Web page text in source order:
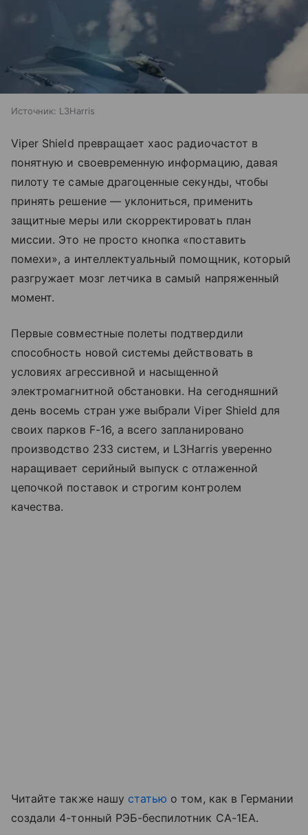
Источник: L3Harris
Viper Shield превращает хаос радиочастот в
понятную и своевременную информацию, давая
пилоту те самые драгоценные секунды, чтобы
принять решение — уклониться, применить
защитные меры или скорректировать план
миссии. Это не просто кнопка «поставить
помехи», а интеллектуальный помощник, который
разгружает мозг летчика в самый напряженный
момент.
Первые совместные полеты подтвердили
способность новой системы действовать в
условиях агрессивной и насыщенной
электромагнитной обстановки. На сегодняшний
день восемь стран уже выбрали Viper Shield для
своих парков F-16, а всего запланировано
производство 233 систем, и L3Harris уверенно
наращивает серийный выпуск с отлаженной
цепочкой поставок и строгим контролем
качества.
Читайте также нашу статью о том, как в Германии
создали 4-тонный РЭБ-беспилотник CA-1EA.